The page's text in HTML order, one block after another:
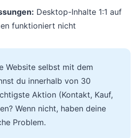
Desktop-Inhalte 1:1 auf
funktioniert nicht
Website selbst mit dem
du innerhalb von 30
Aktion (Kontakt, Kauf,
Wenn nicht, haben deine
Problem.